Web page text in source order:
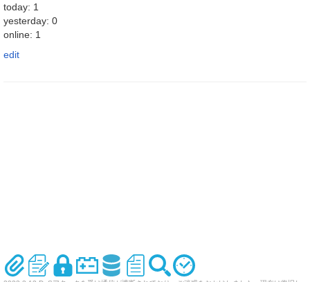
today: 1
yesterday: 0
online: 1
edit